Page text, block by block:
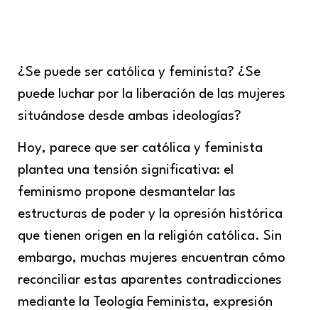
¿Se puede ser católica y feminista? ¿Se
puede luchar por la liberación de las mujeres
situándose desde ambas ideologías?
Hoy, parece que ser católica y feminista
plantea una tensión significativa: el
feminismo propone desmantelar las
estructuras de poder y la opresión histórica
que tienen origen en la religión católica. Sin
embargo, muchas mujeres encuentran cómo
reconciliar estas aparentes contradicciones
mediante la Teología Feminista, expresión